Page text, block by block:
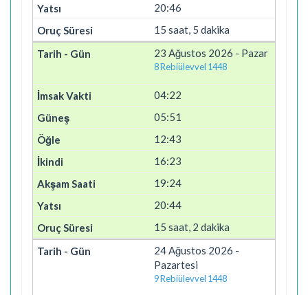
20:46
15 saat, 5 dakika
23 Ağustos 2026 - Pazar
8 Rebiülevvel 1448
04:22
05:51
12:43
16:23
19:24
20:44
15 saat, 2 dakika
24 Ağustos 2026 -
Pazartesi
9 Rebiülevvel 1448